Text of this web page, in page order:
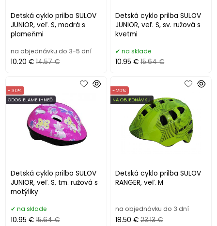
Detská cyklo prilba SULOV
JUNIOR, veľ. S, modrá s
plameňmi
na objednávku do 3-5 dní
10.20 € 14.57 €
Detská cyklo prilba SULOV
JUNIOR, veľ. S, sv. ružová s
kvetmi
na sklade
10.95 € 15.64 €
Detská cyklo prilba SULOV
JUNIOR, veľ. S, tm. ružová s
motýliky
- 30%
ODOSIELAME IHNEĎ
na sklade
10.95 € 15.64 €
Detská cyklo prilba SULOV
RANGER, veľ. M
- 20%
NA OBJEDNÁVKU
na objednávku do 3 dní
18.50 € 23.13 €